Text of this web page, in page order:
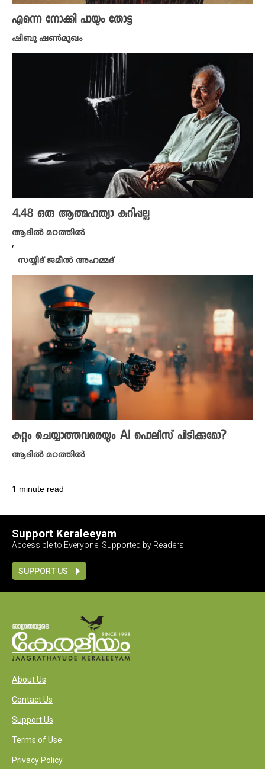
എന്നെ നോക്കി പായും തോട്ട
ഷിബു ഷൺമുഖം
4.48 ഒരു ആത്മഹത്യാ കുറിപ്പല്ല
ആദിൽ മഠത്തിൽ
,
സയ്യിദ് ജമീൽ അഹമ്മദ്
കുറ്റം ചെയ്യാത്തവരെയും AI പൊലീസ് പിടിക്കുമോ?
ആദിൽ മഠത്തിൽ
1 minute read
Support Keraleeyam
Accessible to Everyone, Supported by Readers
SUPPORT US
About Us
Contact Us
Support Us
Terms of Use
Privacy Policy